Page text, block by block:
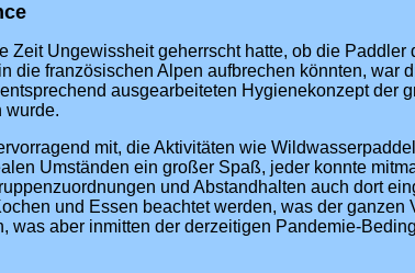
Zeit Ungewissheit geherrscht hatte, ob die Paddler
die französischen Alpen aufbrechen könnten, war
ausgearbeiteten Hygienekonzept der
wurde.
mit, die Aktivitäten wie
Umständen ein großer Spaß, jeder konnte
und Abstandhalten auch dort
und Essen beachtet werden, was der ganzen
was aber inmitten der derzeitigen Pandemie-